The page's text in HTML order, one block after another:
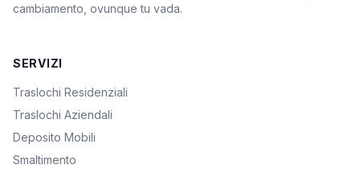
cambiamento, ovunque tu vada.
SERVIZI
Traslochi Residenziali
Traslochi Aziendali
Deposito Mobili
Smaltimento